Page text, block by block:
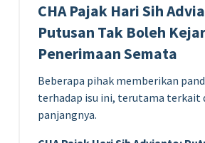
CHA Pajak Hari Sih
Putusan Tak Boleh Kejar
Penerimaan Semata
Beberapa pihak memberikan
terhadap isu ini, terutama terkait
panjangnya.